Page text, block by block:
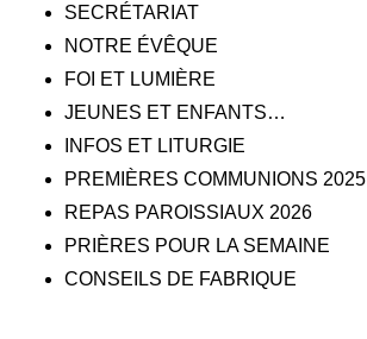
SECRÉTARIAT
NOTRE ÉVÊQUE
FOI ET LUMIÈRE
JEUNES ET ENFANTS…
INFOS ET LITURGIE
PREMIÈRES COMMUNIONS 2025
REPAS PAROISSIAUX 2026
PRIÈRES POUR LA SEMAINE
CONSEILS DE FABRIQUE